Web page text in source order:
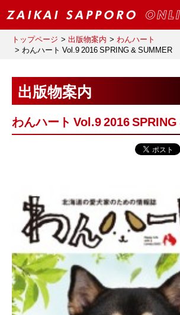
トップページ 出版物案内
わんハート
わんハート Vol.9 2016 SPRING & SUMMER
出版物案内
わんハート Vol.9 2016